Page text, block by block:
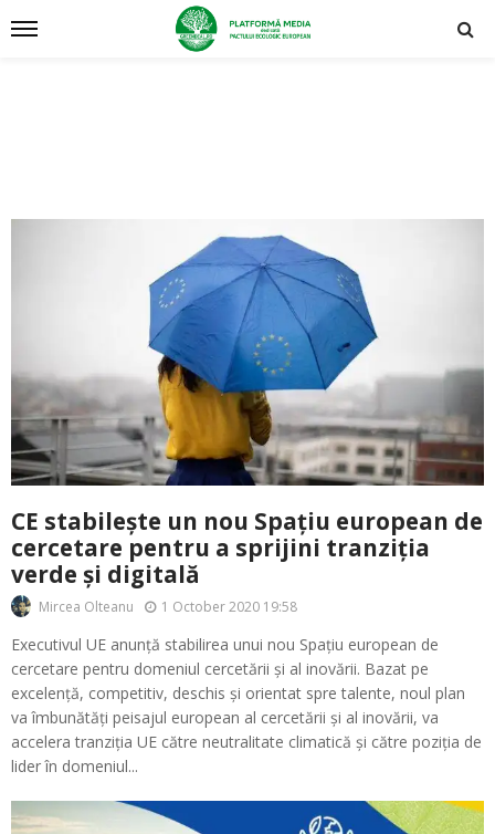
CE stabilește un nou Spațiu european de
cercetare pentru a sprijini tranziția
verde și digitală
Mircea Olteanu 1 October 2020 19:58
Executivul UE anunță stabilirea unui nou Spațiu european de
cercetare pentru domeniul cercetării și al inovării. Bazat pe
excelență, competitiv, deschis și orientat spre talente, noul plan
va îmbunătăți peisajul european al cercetării și al inovării, va
accelera tranziția UE către neutralitate climatică și către poziția de
lider în domeniul...